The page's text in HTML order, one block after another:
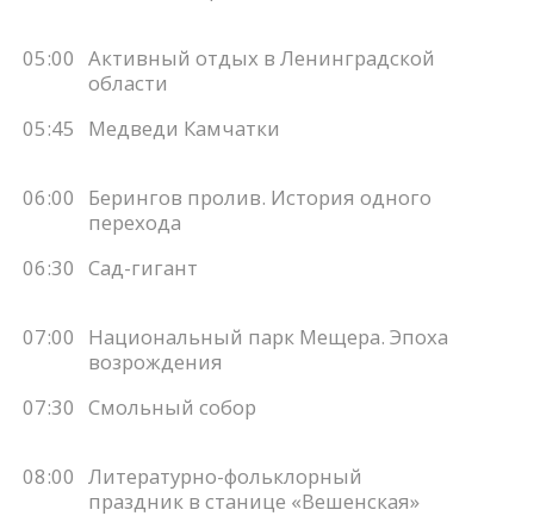
05:00 Активный отдых в Ленинградской
области
05:45
Медведи Камчатки
06:00
Берингов пролив. История одного
перехода
06:30 Сад-гигант
07:00
Национальный парк Мещера. Эпоха
возрождения
07:30 Смольный собор
08:00 Литературно-фольклорный
праздник в станице «Вешенская»